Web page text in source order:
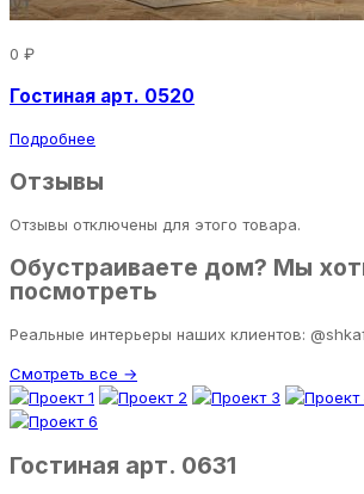
0 ₽
Гостиная арт. 0520
Подробнее
Отзывы
Отзывы отключены для этого товара.
Обустраиваете дом? Мы
посмотреть
Реальные интерьеры наших клиентов:
Смотреть все →
Гостиная арт. 0631